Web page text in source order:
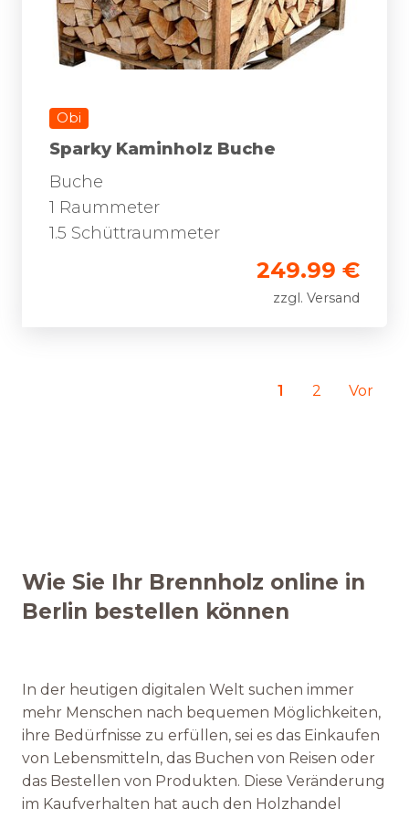
Obi
Sparky Kaminholz Buche
Buche
1 Raummeter
1.5 Schüttraummeter
249.99 €
zzgl. Versand
1 2 Vor
Wie Sie Ihr Brennholz online in
Berlin bestellen können
In der heutigen digitalen Welt suchen immer
mehr Menschen nach bequemen Möglichkeiten,
ihre Bedürfnisse zu erfüllen, sei es das Einkaufen
von Lebensmitteln, das Buchen von Reisen oder
das Bestellen von Produkten. Diese Veränderung
im Kaufverhalten hat auch den Holzhandel